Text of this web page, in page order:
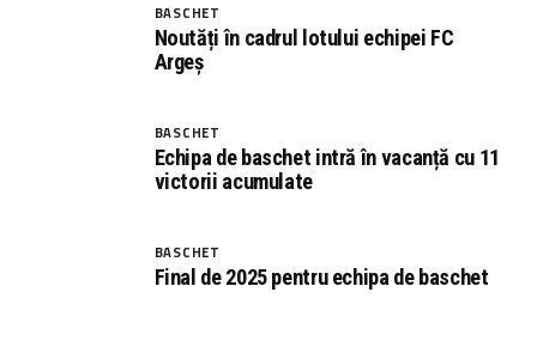
BASCHET
Noutăți în cadrul lotului echipei FC
Argeș
BASCHET
Echipa de baschet intră în vacanță cu 11
victorii acumulate
BASCHET
Final de 2025 pentru echipa de baschet